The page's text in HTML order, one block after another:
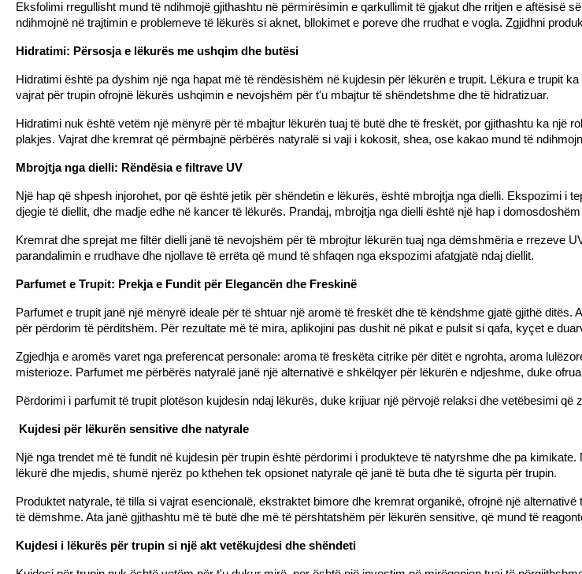
Eksfolimi rregullisht mund të ndihmojë gjithashtu në përmirësimin e qarkullimit të gjakut dhe rritjen e aftësisë
ndihmojnë në trajtimin e problemeve të lëkurës si aknet, bllokimet e poreve dhe rrudhat e vogla. Zgjidhni
Hidratimi: Përsosja e lëkurës me ushqim dhe butësi
Hidratimi është pa dyshim një nga hapat më të rëndësishëm në kujdesin për lëkurën e trupit. Lëkura e trupit
vajrat për trupin ofrojnë lëkurës ushqimin e nevojshëm për t'u mbajtur të shëndetshme dhe të hidratizuar.
Hidratimi nuk është vetëm një mënyrë për të mbajtur lëkurën tuaj të butë dhe të freskët, por gjithashtu ka një
plakjes. Vajrat dhe kremrat që përmbajnë përbërës natyralë si vaji i kokosit, shea, ose kakao mund të
Mbrojtja nga dielli: Rëndësia e filtrave UV
Një hap që shpesh injorohet, por që është jetik për shëndetin e lëkurës, është mbrojtja nga dielli. Ekspozimi i
djegie të diellit, dhe madje edhe në kancer të lëkurës. Prandaj, mbrojtja nga dielli është një hap i
Kremrat dhe sprejat me filtër dielli janë të nevojshëm për të mbrojtur lëkurën tuaj nga dëmshmëria e rrezeve
parandalimin e rrudhave dhe njollave të errëta që mund të shfaqen nga ekspozimi afatgjatë ndaj diellit.
Parfumet e Trupit: Prekja e Fundit për Elegancën dhe Freskinë
Parfumet e trupit janë një mënyrë ideale për të shtuar një aromë të freskët dhe të këndshme gjatë gjithë
për përdorim të përditshëm. Për rezultate më të mira, aplikojini pas dushit në pikat e pulsit si qafa, kyçet e
Zgjedhja e aromës varet nga preferencat personale: aroma të freskëta citrike për ditët e ngrohta, aroma
misterioze. Parfumet me përbërës natyralë janë një alternativë e shkëlqyer për lëkurën e ndjeshme, duke
Përdorimi i parfumit të trupit plotëson kujdesin ndaj lëkurës, duke krijuar një përvojë relaksi dhe vetëbesimi që
Kujdesi për lëkurën sensitive dhe natyrale
Një nga trendet më të fundit në kujdesin për trupin është përdorimi i produkteve të natyrshme dhe pa
lëkurë dhe mjedis, shumë njerëz po kthehen tek opsionet natyrale që janë të buta dhe të sigurta për trupin.
Produktet natyrale, të tilla si vajrat esencionalë, ekstraktet bimore dhe kremrat organikë, ofrojnë një
të dëmshme. Ata janë gjithashtu më të butë dhe më të përshtatshëm për lëkurën sensitive, që mund të
Kujdesi i lëkurës për trupin si një akt vetëkujdesi dhe shëndeti